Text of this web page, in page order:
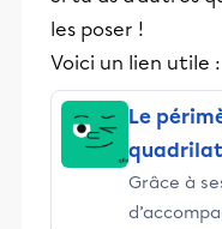
les poser !
Voici un lien utile :
Le
Grâce à